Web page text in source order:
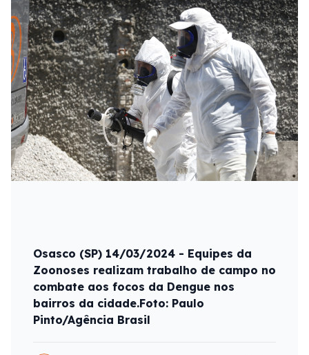
Osasco (SP) 14/03/2024 - Equipes da
Zoonoses realizam trabalho de campo no
combate aos focos da Dengue nos
bairros da cidade.Foto: Paulo
Pinto/Agência Brasil